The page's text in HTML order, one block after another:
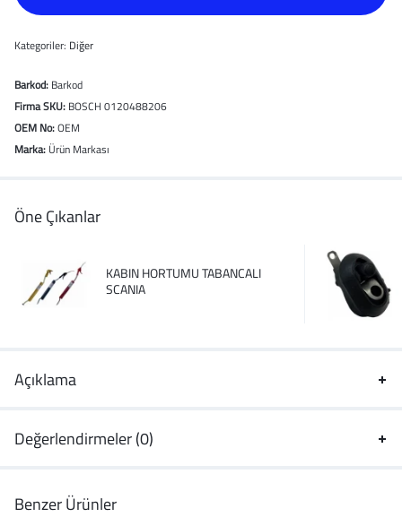
Kategoriler: Diğer
Barkod: Barkod
Firma SKU: BOSCH 0120488206
OEM No:OEM
Marka: Ürün Markası
Öne Çıkanlar
KABIN HORTUMU TABANCALI
SCANIA
Açıklama
Değerlendirmeler (0)
Benzer Ürünler